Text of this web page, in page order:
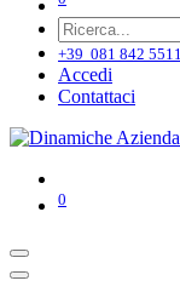
+39 081 842 5511
Accedi
Contattaci
0